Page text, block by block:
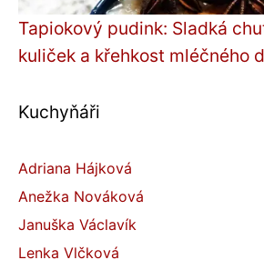
Tapiokový pudink: Sladká
kuliček a křehkost mléčného
Kuchyňáři
Adriana Hájková
Anežka Nováková
Januška Václavík
Lenka Vlčková